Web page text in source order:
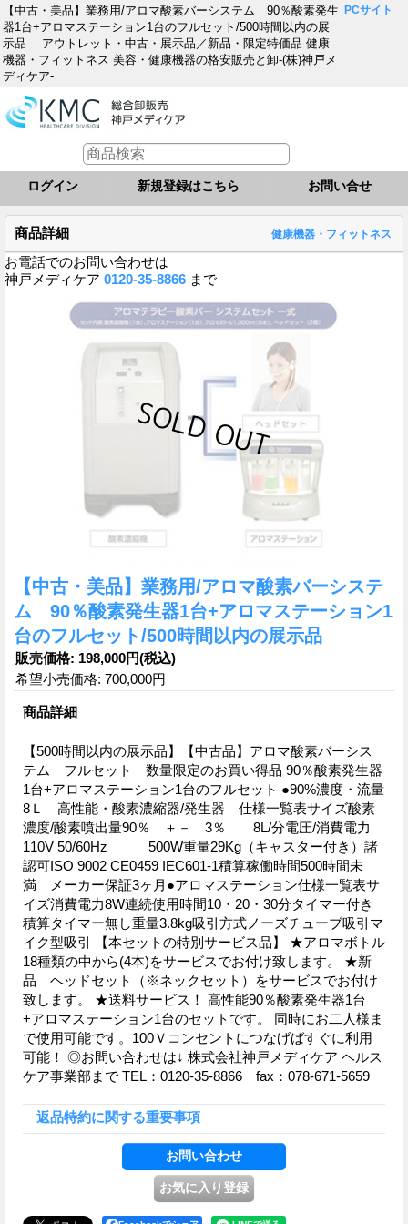
【中古・美品】業務用/アロマ酸素バーシステム 90％酸素発生
器1台+アロマステーション1台のフルセット/500時間以内の展
示品 アウトレット・中古・展示品／新品・限定特価品 健康
機器・フィットネス 美容・健康機器の格安販売と卸-(株)神戸メ
ディケア-
PCサイト
ログイン 新規登録はこちら お問い合せ
商品詳細 健康機器・フィットネス
お電話でのお問い合わせは
神戸メディケア 0120-35-8866 まで
【中古・美品】業務用/アロマ酸素バーシステ
ム 90％酸素発生器1台+アロマステーション1
台のフルセット/500時間以内の展示品
販売価格: 198,000円(税込)
希望小売価格: 700,000円
商品詳細
【500時間以内の展示品】【中古品】アロマ酸素バーシス
テム フルセット 数量限定のお買い得品 90％酸素発生器
1台+アロマステーション1台のフルセット ●90%濃度・流量
8Ｌ 高性能・酸素濃縮器/発生器 仕様一覧表サイズ酸素
濃度/酸素噴出量90％ ＋－ 3％ 8L/分電圧/消費電力
110V 50/60Hz 500W重量29Kg（キャスター付き）諸
認可ISO 9002 CE0459 IEC601-1積算稼働時間500時間未
満 メーカー保証3ヶ月●アロマステーション仕様一覧表サ
イズ消費電力8W連続使用時間10・20・30分タイマー付き
積算タイマー無し重量3.8kg吸引方式ノーズチューブ吸引マ
イク型吸引 【本セットの特別サービス品】 ★アロマボトル
18種類の中から(4本)をサービスでお付け致します。 ★新
品 ヘッドセット（※ネックセット）をサービスでお付け
致します。 ★送料サービス！ 高性能90％酸素発生器1台
+アロマステーション1台のセットです。 同時にお二人様ま
で使用可能です。100Ｖコンセントにつなげばすぐに利用
可能！ ◎お問い合わせは↓ 株式会社神戸メディケア ヘルス
ケア事業部まで TEL：0120-35-8866 fax：078-671-5659
返品特約に関する重要事項